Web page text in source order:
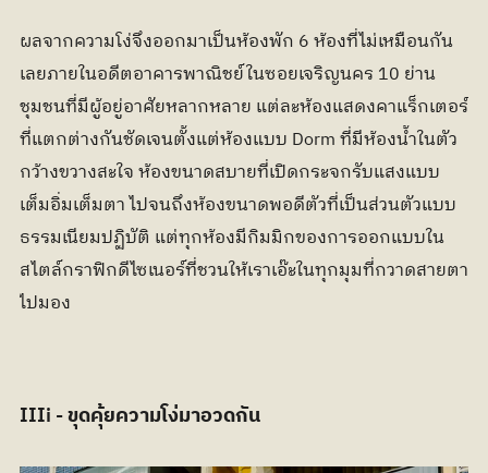
ผลจากความโง่จึงออกมาเป็นห้องพัก 6 ห้องที่ไม่เหมือนกัน
เลยภายในอดีตอาคารพาณิชย์ในซอยเจริญนคร 10 ย่าน
ชุมชนที่มีผู้อยู่อาศัยหลากหลาย แต่ละห้องแสดงคาแร็กเตอร์
ที่แตกต่างกันชัดเจนตั้งแต่ห้องแบบ Dorm ที่มีห้องน้ำในตัว
กว้างขวางสะใจ ห้องขนาดสบายที่เปิดกระจกรับแสงแบบ
เต็มอิ่มเต็มตา ไปจนถึงห้องขนาดพอดีตัวที่เป็นส่วนตัวแบบ
ธรรมเนียมปฏิบัติ แต่ทุกห้องมีกิมมิกของการออกแบบใน
สไตล์กราฟิกดีไซเนอร์ที่ชวนให้เราเอ๊ะในทุกมุมที่กวาดสายตา
ไปมอง
IIIi - ขุดคุ้ยความโง่มาอวดกัน